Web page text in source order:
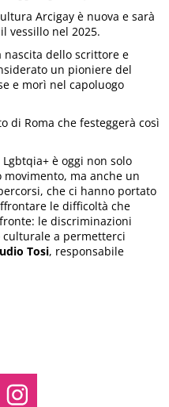
Arcigay è nuova e sarà
vessillo nel 2025.
nascita dello scrittore e
un pioniere del
e morì nel capoluogo
di Roma che festeggerà così
è oggi non solo
movimento, ma anche un
che ci hanno portato
le difficoltà che
le discriminazioni
a permetterci
Tosi, responsabile